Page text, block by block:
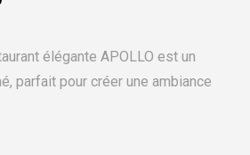
élégante APOLLO est un
parfait pour créer une ambiance